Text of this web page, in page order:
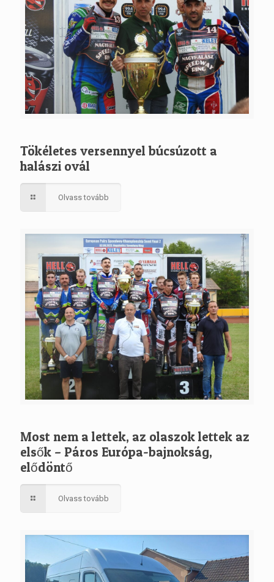
Tökéletes versennyel búcsúzott a
halászi ovál
Olvass tovább
Most nem a lettek, az olaszok lettek az
elsők – Páros Európa-bajnokság,
elődöntő
Olvass tovább